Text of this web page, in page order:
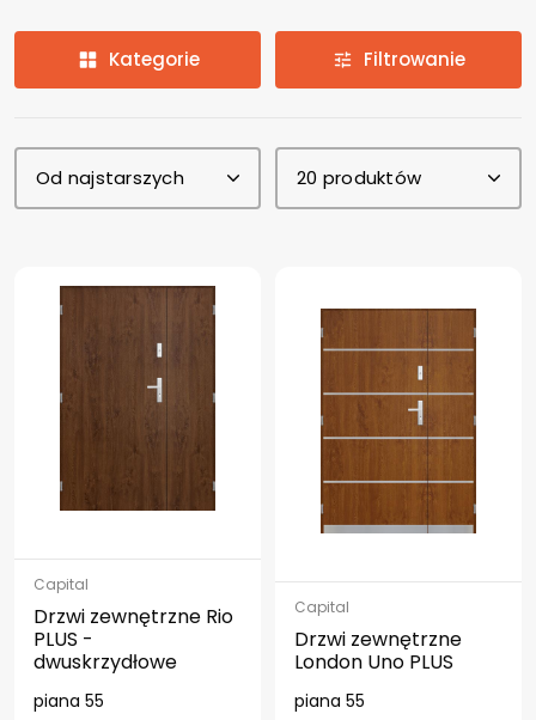
Kategorie Filtrowanie
Od najstarszych 20 produktów
Capital
Drzwi zewnętrzne Rio
PLUS -
dwuskrzydłowe
piana 55
Capital
Drzwi zewnętrzne
London Uno PLUS
piana 55